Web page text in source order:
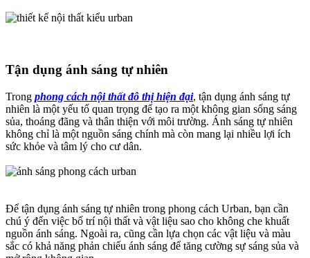
Tận dụng ánh sáng tự nhiên​
Trong phong cách nội thất đô thị hiện đại, tận dụng ánh sáng tự
nhiên là một yếu tố quan trọng để tạo ra một không gian sống sáng
sủa, thoáng đãng và thân thiện với môi trường. Ánh sáng tự nhiên
không chỉ là một nguồn sáng chính mà còn mang lại nhiều lợi ích
sức khỏe và tâm lý cho cư dân.
Để tận dụng ánh sáng tự nhiên trong phong cách Urban, bạn cần
chú ý đến việc bố trí nội thất và vật liệu sao cho không che khuất
nguồn ánh sáng. Ngoài ra, cũng cần lựa chọn các vật liệu và màu
sắc có khả năng phản chiếu ánh sáng để tăng cường sự sáng sủa và